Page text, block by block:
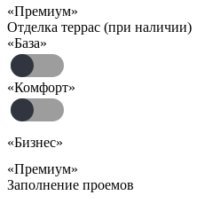
«Премиум»
Отделка террас (при наличии)
«База»
«Комфорт»
«Бизнес»
«Премиум»
Заполнение проемов